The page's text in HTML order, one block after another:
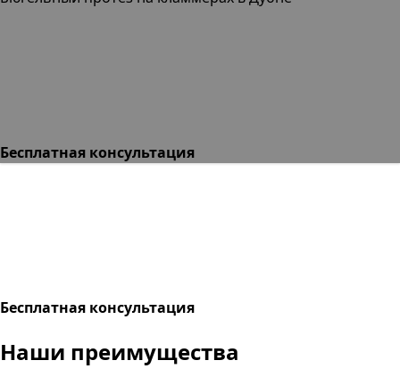
Бесплатная консультация
Бесплатная консультация
Наши преимущества